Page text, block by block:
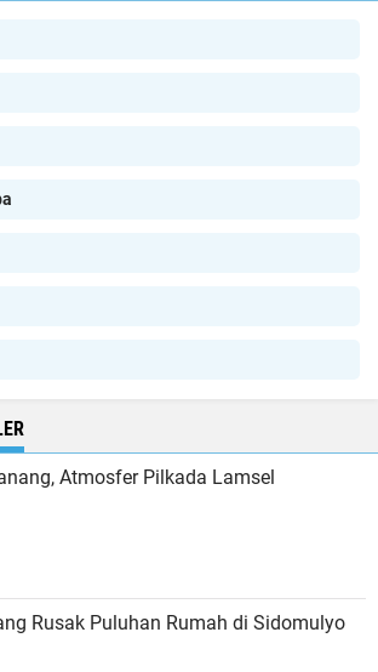
Atmosfer Pilkada Lamsel
Rusak Puluhan Rumah di Sidomulyo